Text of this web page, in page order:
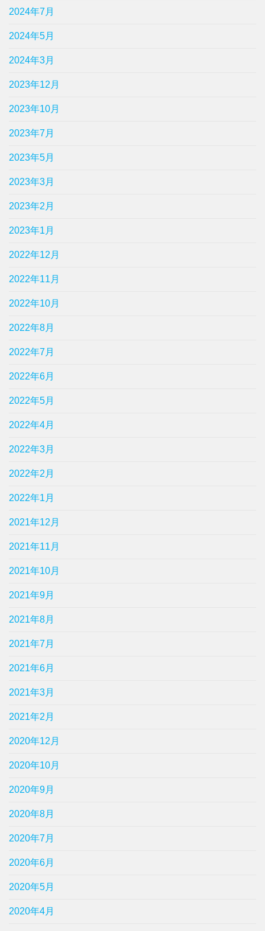
2024年7月
2024年5月
2024年3月
2023年12月
2023年10月
2023年7月
2023年5月
2023年3月
2023年2月
2023年1月
2022年12月
2022年11月
2022年10月
2022年8月
2022年7月
2022年6月
2022年5月
2022年4月
2022年3月
2022年2月
2022年1月
2021年12月
2021年11月
2021年10月
2021年9月
2021年8月
2021年7月
2021年6月
2021年3月
2021年2月
2020年12月
2020年10月
2020年9月
2020年8月
2020年7月
2020年6月
2020年5月
2020年4月